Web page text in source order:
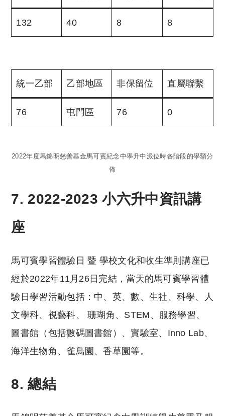
132 40 8 8
統一乙部 乙部地區 非保留位 直屬聯繫
76 屯門區 76 0
2022年度馬錦明慈善基金馬可賓紀念中學升中派位時各階段的學額分
佈
7. 2022-2023 小六升中資訊講
座
馬可賓學習體驗日 暨 學校文化和收生準則講座已
經於2022年11月26日完結，當天的馬可賓學習體
驗日學習活動包括：中、英、數、生社、科學、人
文學科、視藝科、 珊瑚角、STEM、服務學習、
圖書館（包括數碼圖書館）、實驗室、Inno Lab、
海洋生物角、雀鳥園、香草園等。
8. 總結